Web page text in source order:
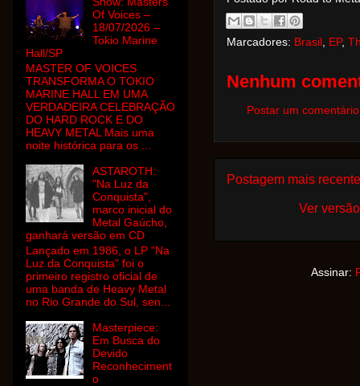
Marcadores: Brasil EP,
Nenhum
Postar um comentário
Postagem mais recente
Ver
Assinar:
Of Voices –
18/07/2026 –
Tokio Marine
Hall/SP
MASTER OF VOICES
TRANSFORMA O TOKIO
MARINE HALL EM UMA
VERDADEIRA CELEBRAÇÃO
DO HARD ROCK E DO
HEAVY METAL Mais uma
noite histórica para os ...
ASTAROTH:
"Na Luz da
Conquista",
marco inicial do
Metal Gaúcho,
ganhará versão em CD
Lançado em 1986, o LP "Na
Luz da Conquista" foi o
primeiro registro oficial de
uma banda de Heavy Metal
no Rio Grande do Sul, sen...
Masterpiece:
Em Busca do
Devido
Reconheciment
o